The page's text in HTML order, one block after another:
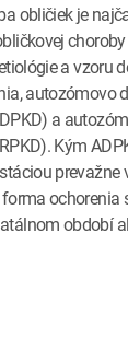
obličiek je
a vzoru
autozómovo
a
Kým
prevažne
období